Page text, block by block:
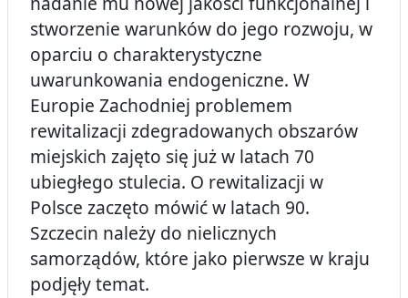
stworzenie warunków do jego rozwoju, w
oparciu o charakterystyczne
uwarunkowania endogeniczne. W
Europie Zachodniej problemem
rewitalizacji zdegradowanych obszarów
miejskich zajęto się już w latach 70
ubiegłego stulecia. O rewitalizacji w
Polsce zaczęto mówić w latach 90.
Szczecin należy do nielicznych
samorządów, które jako pierwsze w kraju
podjęły temat.